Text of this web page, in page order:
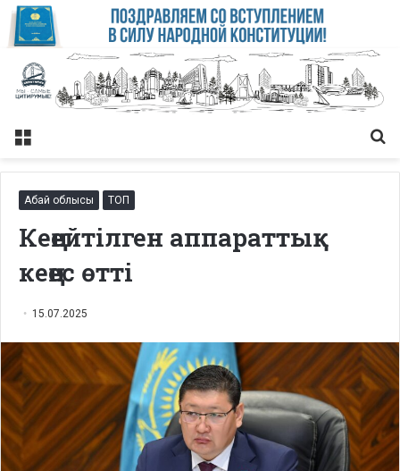
Меню
Абай облысы ТОП
Кеңейтілген аппараттық
кеңес өтті
15.07.2025